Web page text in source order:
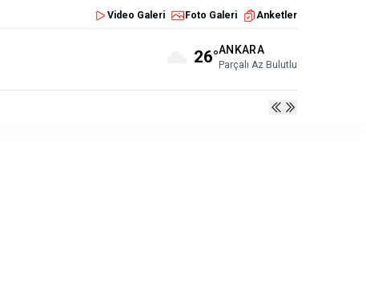
Video Galeri Foto Galeri Anketler
26°ANKARA
Parçalı Az Bulutlu